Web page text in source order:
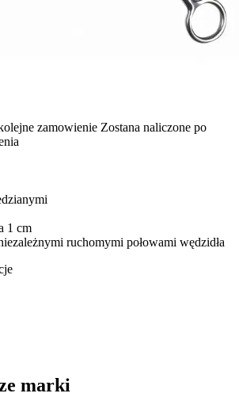
zamowienie Zostana naliczone po
1 cm
ruchomymi połowami wędzidła
marki